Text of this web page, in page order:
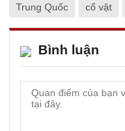
Trung Quốc cổ vật
Bình luận